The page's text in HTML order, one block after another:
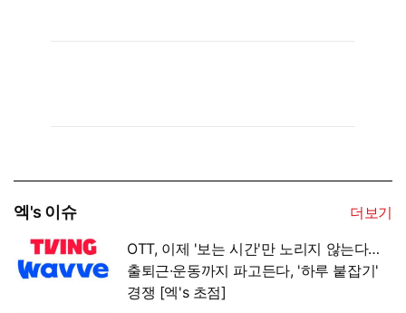
엑's 이슈
더보기
OTT, 이제 '보는 시간'만 노리지 않는다…
출퇴근·운동까지 파고든다, '하루 붙잡기'
경쟁 [엑's 초점]